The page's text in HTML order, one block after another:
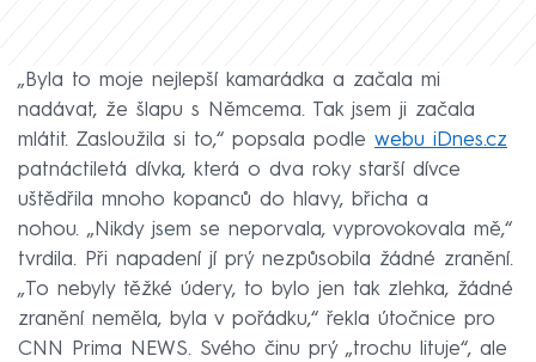
„Byla to moje nejlepší kamarádka a začala mi
nadávat, že šlapu s Němcema. Tak jsem ji začala
mlátit. Zasloužila si to,“ popsala podle webu iDnes.cz
patnáctiletá dívka, která o dva roky starší dívce
uštědřila mnoho kopanců do hlavy, břicha a
nohou. „Nikdy jsem se neporvala, vyprovokovala mě,“
tvrdila. Při napadení jí prý nezpůsobila žádné zranění.
„To nebyly těžké údery, to bylo jen tak zlehka, žádné
zranění neměla, byla v pořádku,“ řekla útočnice pro
CNN Prima NEWS. Svého činu prý „trochu lituje“, ale